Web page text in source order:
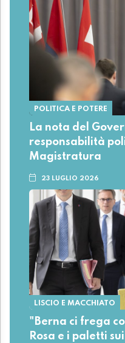
POLITICA E POTERE
La nota del
responsabilità
Magistratura
23 LUGLIO 2026
LISCIO E MACCHIATO
"Berna ci frega
Rosa e i paletti